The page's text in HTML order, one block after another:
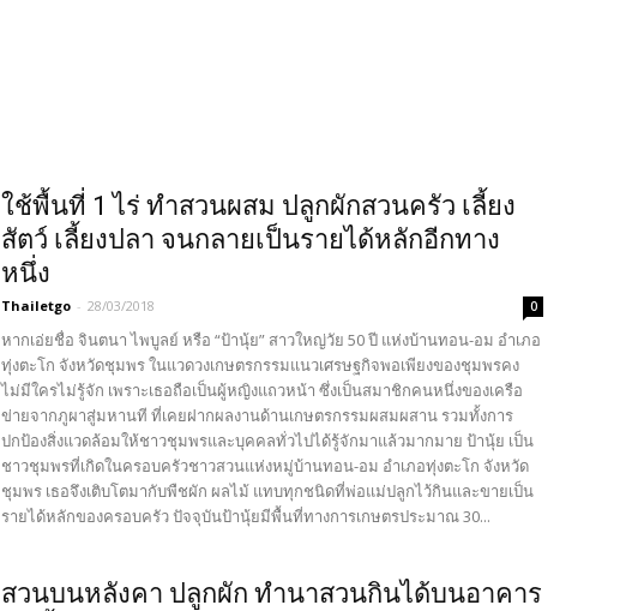
ใช้พื้นที่ 1 ไร่ ทำสวนผสม ปลูกผักสวนครัว เลี้ยง
สัตว์ เลี้ยงปลา จนกลายเป็นรายได้หลักอีกทาง
หนึ่ง
Thailetgo - 28/03/2018 0
หากเอ่ยชื่อ จินตนา ไพบูลย์ หรือ “ป้านุ้ย” สาวใหญ่วัย 50 ปี แห่งบ้านทอน-อม อำเภอ
ทุ่งตะโก จังหวัดชุมพร ในแวดวงเกษตรกรรมแนวเศรษฐกิจพอเพียงของชุมพรคง
ไม่มีใครไม่รู้จัก เพราะเธอถือเป็นผู้หญิงแถวหน้า ซึ่งเป็นสมาชิกคนหนึ่งของเครือ
ข่ายจากภูผาสู่มหานที ที่เคยฝากผลงานด้านเกษตรกรรมผสมผสาน รวมทั้งการ
ปกป้องสิ่งแวดล้อมให้ชาวชุมพรและบุคคลทั่วไปได้รู้จักมาแล้วมากมาย ป้านุ้ย เป็น
ชาวชุมพรที่เกิดในครอบครัวชาวสวนแห่งหมู่บ้านทอน-อม อำเภอทุ่งตะโก จังหวัด
ชุมพร เธอจึงเติบโตมากับพืชผัก ผลไม้ แทบทุกชนิดที่พ่อแม่ปลูกไว้กินและขายเป็น
รายได้หลักของครอบครัว ปัจจุบันป้านุ้ยมีพื้นที่ทางการเกษตรประมาณ 30...
สวนบนหลังคา ปลูกผัก ทำนาสวนกินได้บนอาคาร